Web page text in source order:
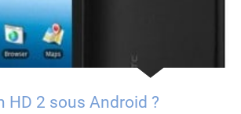
HD 2 sous Android ?